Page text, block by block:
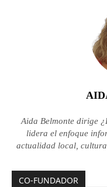
Aida Belmonte dirige
lidera el enfoque
actualidad local,
CO-FUNDADOR